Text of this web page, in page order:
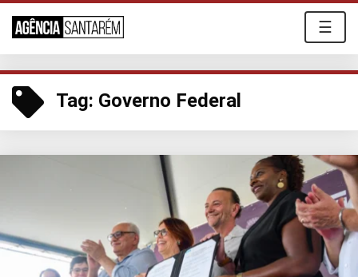
☰
Tag: Governo Federal